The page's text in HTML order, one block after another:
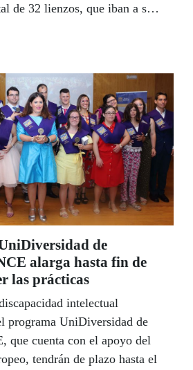
de 32 lienzos, que iban a ser
con Cruz Roja y con Cáritas
para recaudar más fondos
colectivos más vulnerables
social que desencadena el
de
alarga hasta fin de
las prácticas
intelectual
programa UniDiversidad de
que cuenta con el apoyo del
tendrán de plazo hasta el